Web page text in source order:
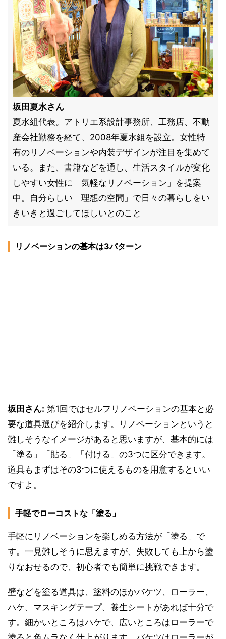
坂田夏水さん
夏水組代表。アトリエ系設計事務所、工務店、不動
産会社勤務を経て、2008年夏水組を設立。女性特
有のリノベーションや内装デザインが注目を集めて
いる。また、書籍などを通し、生活スタイルが変化
しやすい女性に「気軽なリノベーション」を提案
中。自分らしい「理想の空間」で日々の暮らしをい
きいきと過ごしてほしいとのこと
リノベーションの基本は3パターン
坂田さん: 第1回ではセルフリノベーションの基本と必
要な道具選びを紹介します。リノベーションというと
難しそうなイメージがあると思いますが、基本的には
「塗る」「貼る」「付ける」の3つに区分できます。
道具もまずはその3つに使えるものを用意するといい
ですよ。
手軽でローコストな「塗る」
手軽にリノベーションを楽しめる方法が「塗る」で
す。一見難しそうに思えますが、失敗しても上から塗
りなおせるので、初心者でも簡単に挑戦できます。
壁などを塗る道具は、塗料のほかバケツ、ローラー、
ハケ、マスキングテープ、養生シートがあれば十分で
す。細かいところはハケで、広いところはローラーで